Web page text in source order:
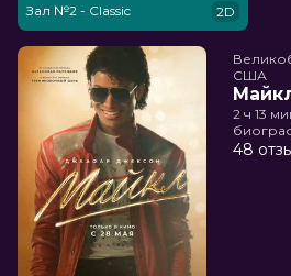
Зал №2 - Classic
2D
США
2 ч 13
48